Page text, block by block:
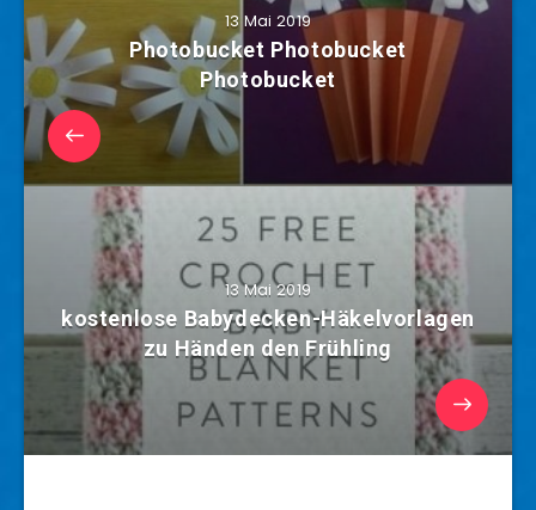
13 Mai 2019
Photobucket Photobucket
Photobucket
13 Mai 2019
kostenlose Babydecken-Häkelvorlagen
zu Händen den Frühling